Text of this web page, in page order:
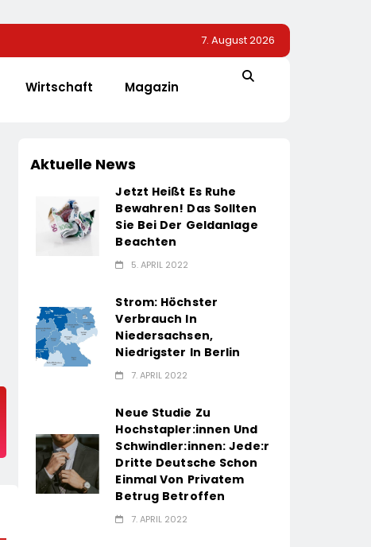
7. August 2026
Wirtschaft Magazin
Aktuelle News
Jetzt Heißt Es Ruhe
Bewahren! Das Sollten
Sie Bei Der Geldanlage
Beachten
5. APRIL 2022
Strom: Höchster
Verbrauch In
Niedersachsen,
Niedrigster In Berlin
7. APRIL 2022
Neue Studie Zu
Hochstapler:innen Und
Schwindler:innen: Jede:r
Dritte Deutsche Schon
Einmal Von Privatem
Betrug Betroffen
7. APRIL 2022